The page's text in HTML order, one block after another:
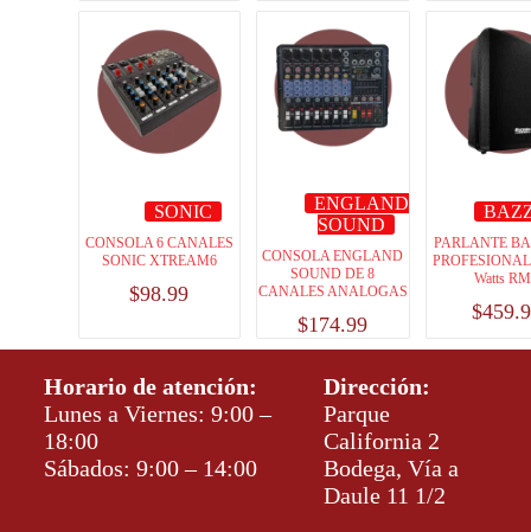
SONIC
CONSOLA 6 CANALES
SONIC XTREAM6
$98.99
ENGLAND
SOUND
CONSOLA ENGLAND
SOUND DE 8
CANALES ANALOGAS
$174.99
PARLANTE
Watts
$
Horario de atención:
Lunes a Viernes: 9:00 –
18:00
Sábados: 9:00 – 14:00
Dirección:
Parque
California 2
Bodega, Vía a
Daule 11 1/2